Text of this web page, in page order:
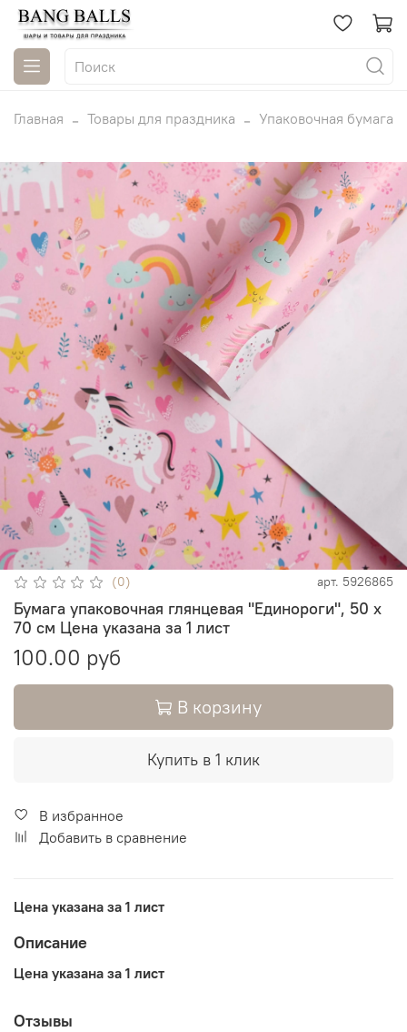
Главная Товары для праздника Упаковочная бумага
(0) арт. 5926865
Бумага упаковочная глянцевая "Единороги", 50 х
70 см Цена указана за 1 лист
100.00 руб
В корзину
Купить в 1 клик
В избранное
Добавить в сравнение
Цена указана за 1 лист
Описание
Цена указана за 1 лист
Отзывы